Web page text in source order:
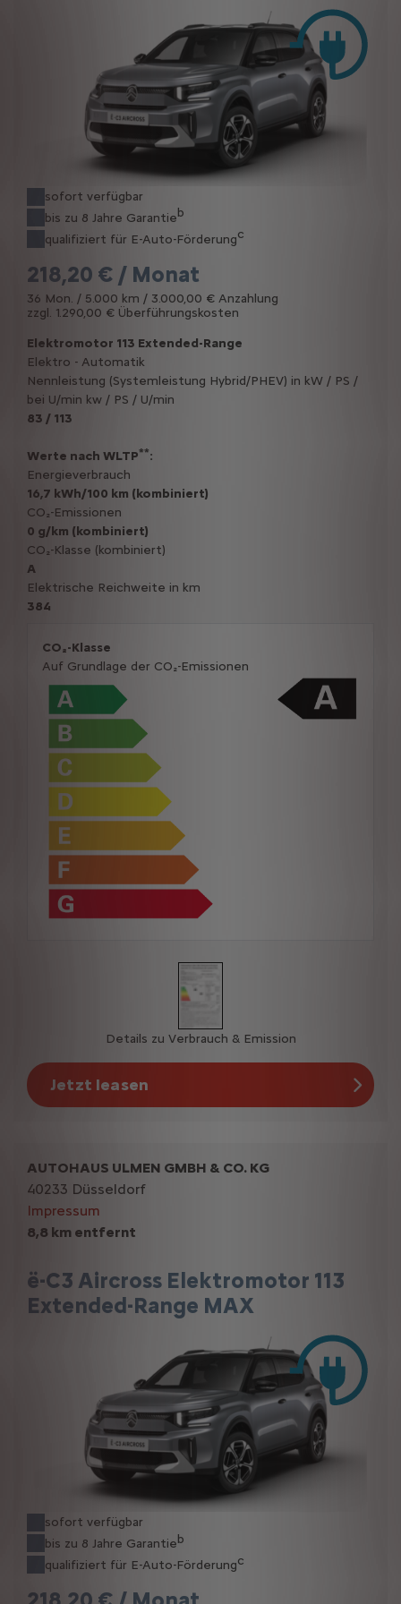
sofort verfügbar
bis zu 8 Jahre Garantieb
qualifiziert für E-Auto-Förderungc
218,20 € / Monat
36 Mon. / 5.000 km / 3.000,00 € Anzahlung
zzgl. 1.290,00 € Überführungskosten
Elektromotor 113 Extended-Range
Elektro - Automatik
Nennleistung (Systemleistung Hybrid/PHEV) in kW / PS /
bei U/min kw / PS / U/min
83 / 113
Werte nach WLTP**:
Energieverbrauch
16,7 kWh/100 km (kombiniert)
CO₂-Emissionen
0 g/km (kombiniert)
CO₂-Klasse (kombiniert)
A
Elektrische Reichweite in km
384
CO₂-Klasse
Auf Grundlage der CO₂-Emissionen
Details zu Verbrauch & Emission
Jetzt leasen
8,8 km entfernt
ë-C3 Aircross Elektromotor 113
Extended-Range MAX
sofort verfügbar
bis zu 8 Jahre Garantieb
qualifiziert für E-Auto-Förderungc
AUTOHAUS ULMEN GMBH & CO. KG
40233 Düsseldorf
Impressum